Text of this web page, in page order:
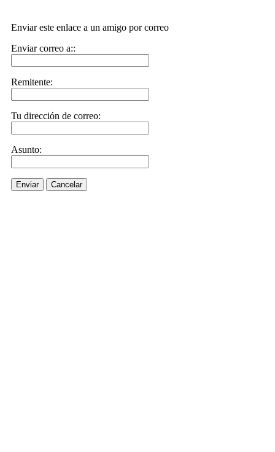
Enviar este enlace a un amigo por correo
Enviar correo a::
Remitente:
Tu dirección de correo:
Asunto:
Enviar Cancelar